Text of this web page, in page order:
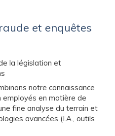
et enquêtes
la législation et
notre connaissance
employés en matière de
fine analyse du terrain et
avancées (I.A., outils